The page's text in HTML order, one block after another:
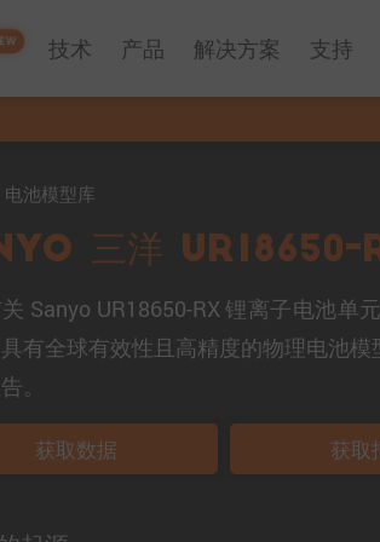
技术 产品 解决方案 支持
池模型库
三洋 UR18650-
Sanyo UR18650-RX 锂离子电池
有全球有效性且高精度的物理电池
。
获取数据 获取